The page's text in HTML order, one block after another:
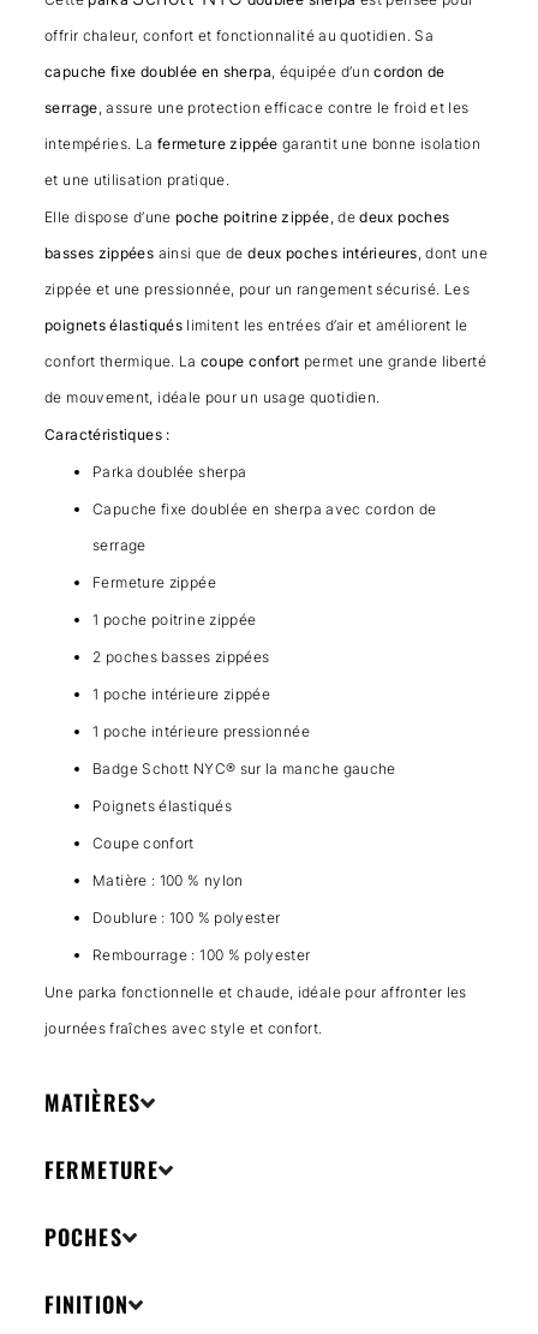
offrir chaleur, confort et fonctionnalité au quotidien. Sa
capuche fixe doublée en sherpa, équipée d’uncordon de
serrage, assure une protection efficace contre le froid et les
intempéries. La fermeture zippée garantit une bonne isolation
et une utilisation pratique.
Elle dispose d’une poche poitrine zippée, dedeux poches
basses zippées ainsi que dedeux poches intérieures, dont une
zippée et une pressionnée, pour un rangement sécurisé. Les
poignets élastiquéslimitent les entrées d’air et améliorent le
confort thermique. Lacoupe confort permet une grande liberté
de mouvement, idéale pour un usage quotidien.
Caractéristiques :
Parka doublée sherpa
Capuche fixe doublée en sherpa avec cordon de
serrage
Fermeture zippée
1 poche poitrine zippée
2 poches basses zippées
1 poche intérieure zippée
1 poche intérieure pressionnée
Badge Schott NYC® sur la manche gauche
Poignets élastiqués
Coupe confort
Matière : 100 % nylon
Doublure : 100 % polyester
Rembourrage : 100 % polyester
Une parka fonctionnelle et chaude, idéale pour affronter les
journées fraîches avec style et confort.
MATIÈRES
FERMETURE
POCHES
FINITION